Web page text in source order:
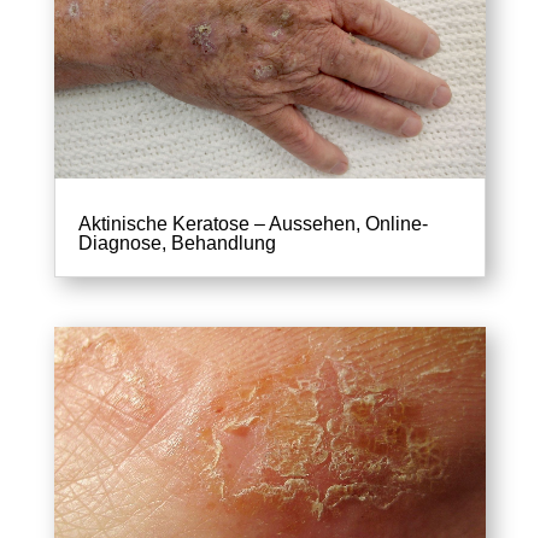
Aktinische Keratose – Aussehen, Online-
Diagnose, Behandlung